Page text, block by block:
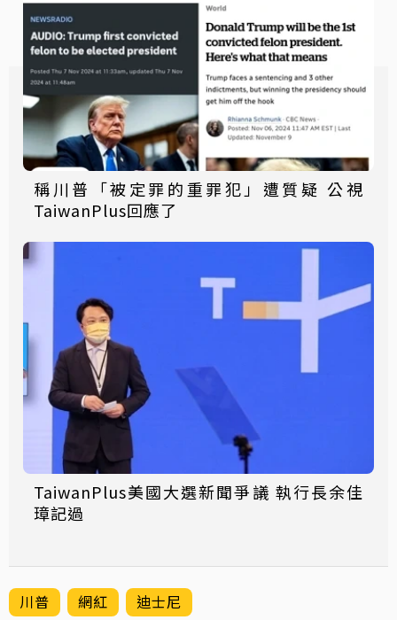
稱川普「被定罪的重罪犯」遭質疑 公視
TaiwanPlus回應了
TaiwanPlus美國大選新聞爭議 執行長余佳
璋記過
川普 網紅 迪士尼